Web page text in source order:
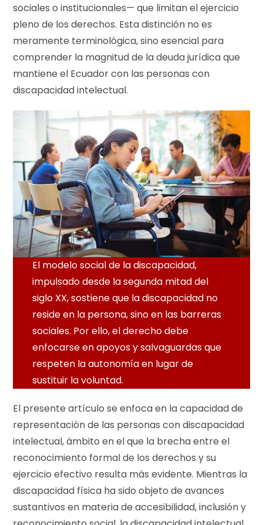
sociales o institucionales— que limitan el ejercicio
pleno de los derechos. Esta distinción no es
meramente terminológica, sino esencial para
comprender la magnitud de la deuda jurídica que
mantiene el Ecuador con las personas con
discapacidad intelectual.
El modelo social de la discapacidad,
impulsado desde la segunda mitad del
siglo XX, sostiene que la discapacidad no
reside en la persona, sino en las barreras
sociales. Por ello, el derecho debe
enfocarse en apoyos y salvaguardas que
respeten la autonomía en lugar de
sustituir la voluntad.
El presente artículo se enfoca en la capacidad de
representación de las personas con discapacidad
intelectual, ámbito en el que la brecha entre el
reconocimiento formal de los derechos y su
ejercicio efectivo resulta más evidente. Mientras la
discapacidad física ha sido objeto de avances
sustantivos en materia de accesibilidad, inclusión y